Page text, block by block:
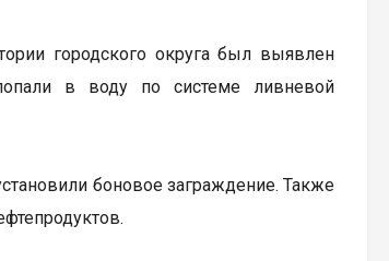
городского округа был выявлен
в воду по системе ливневой
боновое заграждение. Также